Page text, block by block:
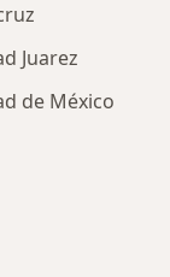
Juarez
de México